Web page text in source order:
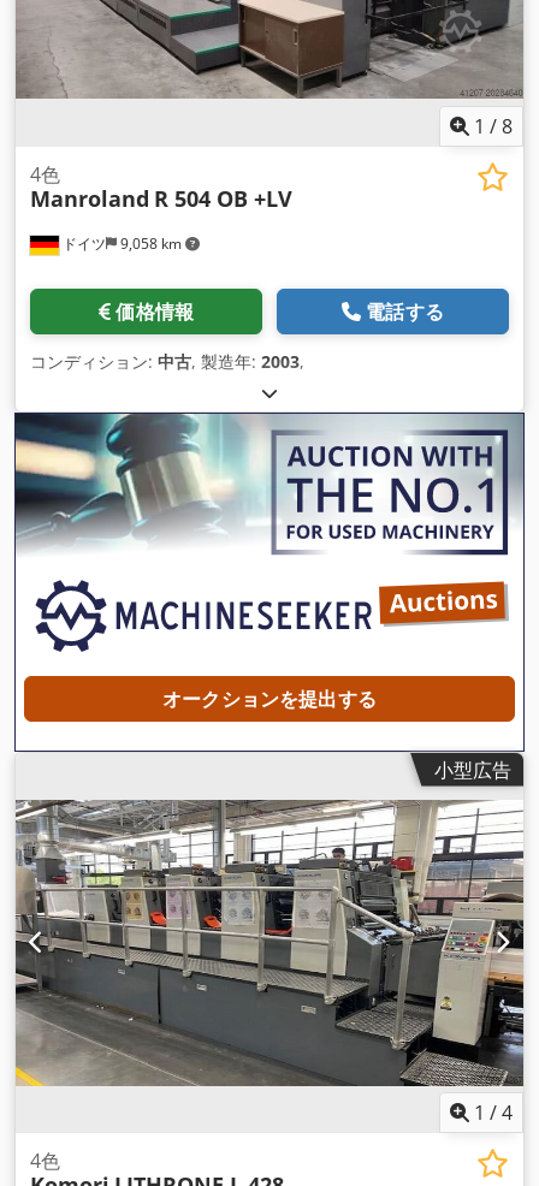
1 /8
ドイツ 9,058 km
4色
Manroland R 504 OB +LV
価格情報 電話する
コンディション: 中古, 製造年: 2003,
オークションを提出する
小型広告
1 /4
4色